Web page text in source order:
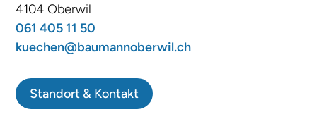
4104 Oberwil
061 405 11 50
kuechen@baumannoberwil.ch
Standort & Kontakt